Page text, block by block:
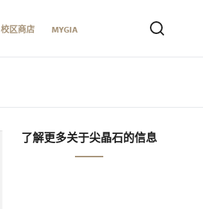
校区商店 MYGIA
了解更多关于尖晶石的信息